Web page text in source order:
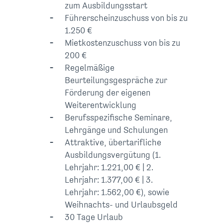
zum Ausbildungsstart
Führerscheinzuschuss von bis zu
1.250 €
Mietkostenzuschuss von bis zu
200 €
Regelmäßige
Beurteilungsgespräche zur
Förderung der eigenen
Weiterentwicklung
Berufsspezifische Seminare,
Lehrgänge und Schulungen
Attraktive, übertarifliche
Ausbildungsvergütung (1.
Lehrjahr: 1.221,00 € | 2.
Lehrjahr: 1.377,00 € | 3.
Lehrjahr: 1.562,00 €), sowie
Weihnachts- und Urlaubsgeld
30 Tage Urlaub